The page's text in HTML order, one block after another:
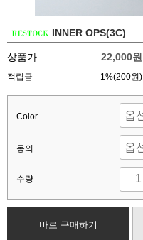
INNER OPS(3C)
상품가 22,000원
적립금 1%(200원)
Color
동의
수량
바로 구매하기